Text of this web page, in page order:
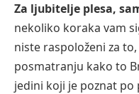
Za ljubitelje plesa,
nekoliko koraka vam
niste raspoloženi za
posmatranju kako to
jedini koji je poznat po